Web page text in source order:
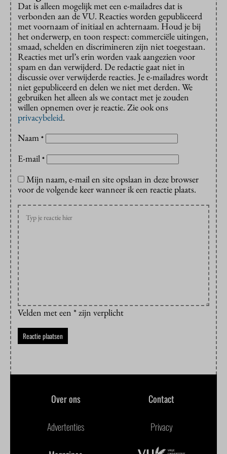
Dat is alleen mogelijk met een e-mailadres dat is
verbonden aan de VU. Reacties worden gepubliceerd
met voornaam of initiaal en achternaam. Houd je bij
het onderwerp, en toon respect: commerciële uitingen,
smaad, schelden en discrimineren zijn niet toegestaan.
Reacties met url’s erin worden vaak aangezien voor
spam en dan verwijderd. De redactie gaat niet in
discussie over verwijderde reacties. Je e-mailadres wordt
niet gepubliceerd en delen we niet met derden. We
gebruiken het alleen als we contact met je zouden
willen opnemen over je reactie. Zie ook ons
privacybeleid.
Naam *
E-mail *
Mijn naam, e-mail en site opslaan in deze browser
voor de volgende keer wanneer ik een reactie plaats.
Velden met een * zijn verplicht
Over ons Contact
Advertenties Privacy